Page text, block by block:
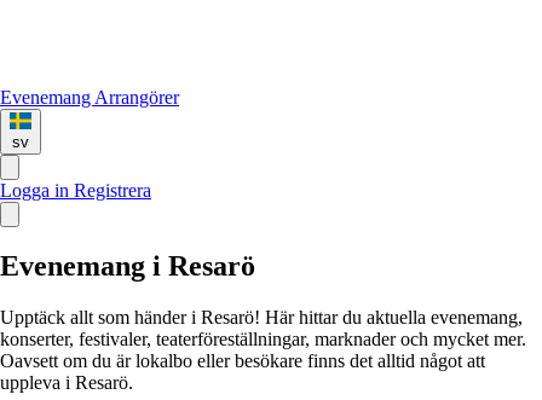
Evenemang Arrangörer
sv
Logga in Registrera
Evenemang i Resarö
Upptäck allt som händer i Resarö! Här hittar du aktuella evenemang,
konserter, festivaler, teaterföreställningar, marknader och mycket mer.
Oavsett om du är lokalbo eller besökare finns det alltid något att
uppleva i Resarö.